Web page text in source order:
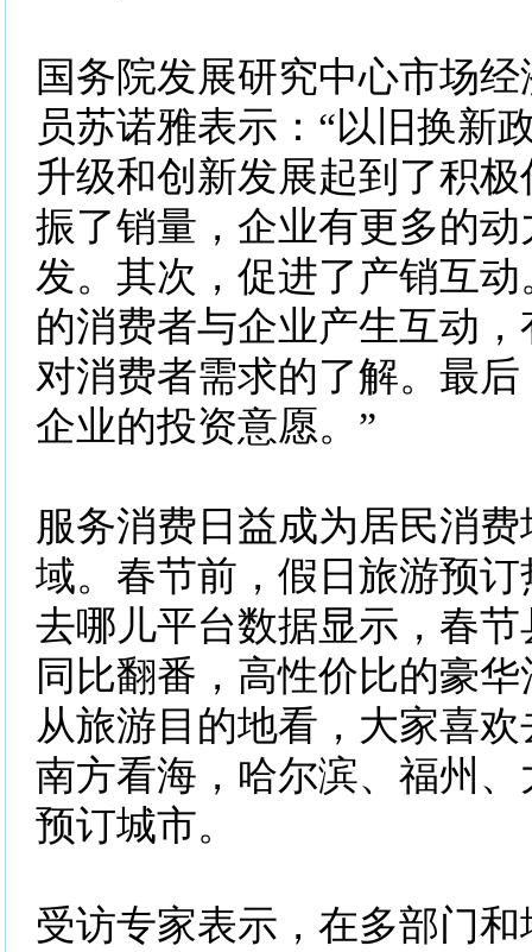
国务院发展研究中心市场
员苏诺雅表示：“以旧换新
升级和创新发展起到了积
振了销量，企业有更多的
发。其次，促进了产销互
的消费者与企业产生互动
对消费者需求的了解。最
企业的投资意愿。”
服务消费日益成为居民消
域。春节前，假日旅游预
去哪儿平台数据显示，春
同比翻番，高性价比的豪
从旅游目的地看，大家喜
南方看海，哈尔滨、福州
预订城市。
受访专家表示，在多部门